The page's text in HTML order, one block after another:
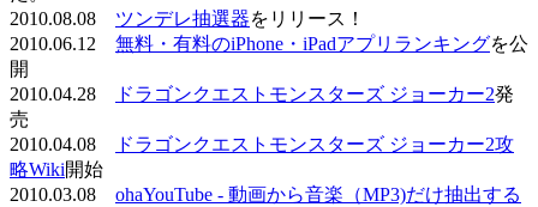
2010.08.08 ツンデレ抽選器をリリース！
2010.06.12 無料・有料のiPhone・iPadアプリランキングを公
開
2010.04.28
ドラゴンクエストモンスターズ ジョーカー2発
売
2010.04.08
ドラゴンクエストモンスターズ ジョーカー2攻
略Wiki開始
2010.03.08 ohaYouTube - 動画から音楽（MP3)だけ抽出する